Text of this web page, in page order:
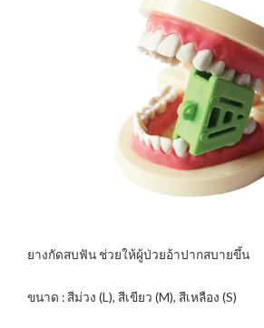
ยางกัดสบฟัน ช่วยให้ผู้ป่วยอ้าปากสบายขึ้น
ขนาด : สีม่วง (L), สีเขียว (M), สีเหลือง (S)